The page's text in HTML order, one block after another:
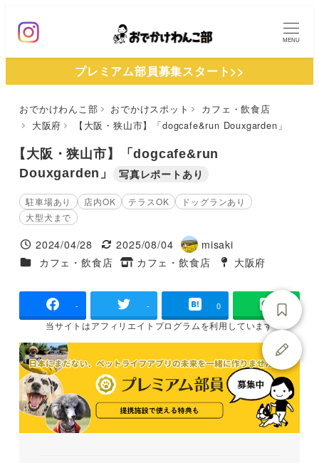
ン
MENU
プレミアム部員募集スタート>>
おでかけわんこ部 おでかけスポット
カフェ・飲食店
大阪府
【大阪・狭山市】「dogcafe&run Douxgarden」
【大阪・狭山市】「dogcafe&run
Douxgarden」
写真レポートあり
駐車場あり 店内OK テラスOK
ドッグランあり
大型犬まで
投稿日
2024/04/28
更新日
2025/08/04
著
者
misaki
施設ジャンル
カフェ・飲食店
タグ
カフェ・飲食店
タグ
大阪府
- - 0
当サイトはアフィリエイトプログラムを利用しています